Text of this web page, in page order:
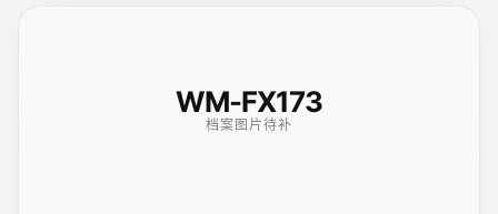
WM-FX173
档案图片待补